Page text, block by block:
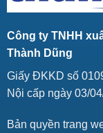
Công ty TNHH
Thành Dũng
Giấy ĐKKD số
Nội cấp ngày 03/
Bản quyền trang